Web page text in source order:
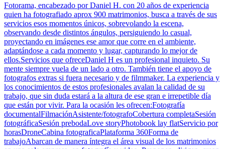
Fotorama, encabezado por Daniel H. con 20 años de experiencia
quien ha fotografiado aprox 900 matrimonios, busca a través de sus
servicios esos momentos únicos, sobrevolando la escena,
observando desde distintos ángulos, persiguiendo lo casual,
proyectando en imágenes ese amor que corre en el ambiente,
adaptándose a cada momento y lugar, capturando lo mejor de
ellos.Servicios que ofreceDaniel H es un profesional inquieto. Su
mente siempre vuela de un lado a otro. También tiene el apoyo de
fotografos extras si fuera necesario y de filmmaker. La experiencia y
los conocimientos de estos profesionales avalan la calidad de su
trabajo, que sin duda estará a la altura de ese gran e irrepetible día
que están por vivir. Para la ocasión les ofrecen:Fotografía
documentalFilmaciónAsistente/fotografoCobertura completaSesión
fotográficaSesión prebodaLove storyPhotobook lay flatServicio por
horasDroneCabina fotograficaPlataforma 360Forma de
trabajoAbarcan de manera íntegra el área visual de los matrimonios